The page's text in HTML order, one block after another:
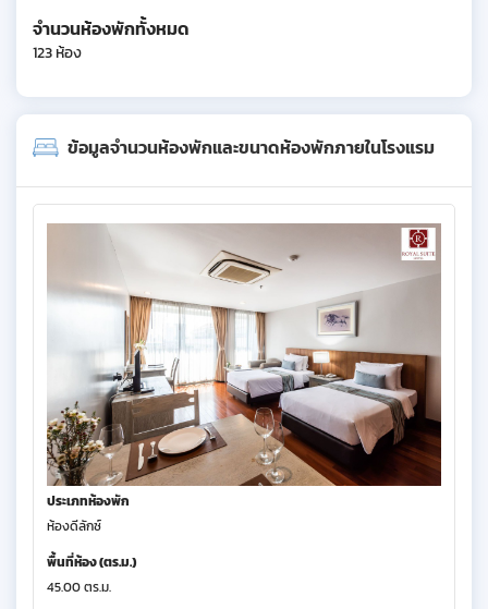
จำนวนห้องพักทั้งหมด
123 ห้อง
ข้อมูลจำนวนห้องพักและขนาดห้องพักภายในโรงแรม
ประเภทห้องพัก
ห้องดีลักซ์
พื้นที่ห้อง (ตร.ม.)
45.00 ตร.ม.